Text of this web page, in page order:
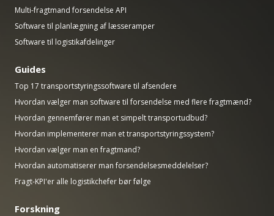
Multi-fragtmand forsendelse API
Software til planlægning af læsseramper
Software til logistikafdelinger
Guides
Top 17 transportstyringssoftware til afsendere
Hvordan vælger man software til forsendelse med flere fragtmænd?
Hvordan gennemfører man et simpelt transportudbud?
Hvordan implementerer man et transportstyringssystem?
Hvordan vælger man en fragtmand?
Hvordan automatiserer man forsendelsesmeddelelser?
Fragt-KPI'er alle logistikchefer bør følge
Forskning